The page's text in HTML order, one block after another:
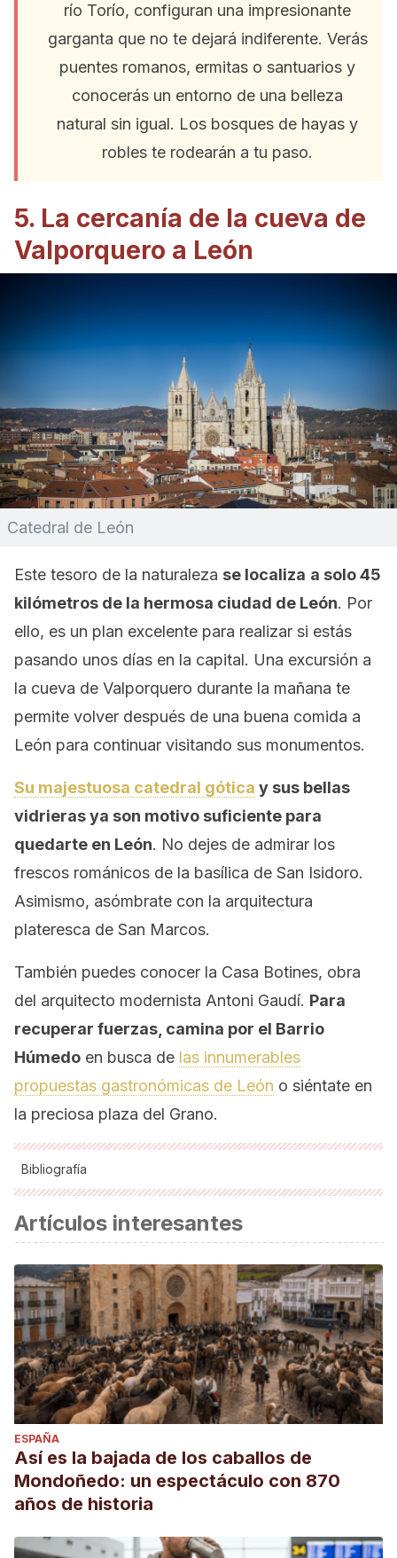
río Torío, configuran una impresionante
garganta que no te dejará indiferente. Verás
puentes romanos, ermitas o santuarios y
conocerás un entorno de una belleza
natural sin igual. Los bosques de hayas y
robles te rodearán a tu paso.
5. La cercanía de la cueva de
Valporquero a León
Catedral de León
Este tesoro de la naturaleza se localiza a solo 45
kilómetros de la hermosa ciudad de León. Por
ello, es un plan excelente para realizar si estás
pasando unos días en la capital. Una excursión a
la cueva de Valporquero durante la mañana te
permite volver después de una buena comida a
León para continuar visitando sus monumentos.
Su majestuosa catedral gótica y sus bellas
vidrieras ya son motivo suficiente para
quedarte en León. No dejes de admirar los
frescos románicos de la basílica de San Isidoro.
Asimismo, asómbrate con la arquitectura
plateresca de San Marcos.
También puedes conocer la Casa Botines, obra
del arquitecto modernista Antoni Gaudí. Para
recuperar fuerzas, camina por el Barrio
Húmedo en busca de las innumerables
propuestas gastronómicas de León o siéntate en
la preciosa plaza del Grano.
Bibliografía
Vegacervera. Recuperdado de:
La nueva especie que habita en Valporquero. (30 de
enero, 2019). Recuperado de:
https://www.diariodeleon.es/noticias/leon/nueva-especie-
habita-valporquero_1310250.html
Artículos interesantes
ESPAÑA
Así es la bajada de los caballos de
Mondoñedo: un espectáculo con 870
años de historia